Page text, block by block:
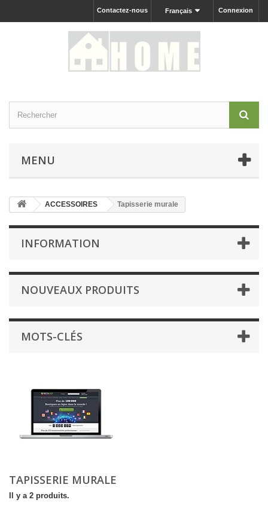
Connexion
Français
Contactez-nous
MENU
ACCESSOIRES Tapisserie murale
INFORMATION
NOUVEAUX PRODUITS
MOTS-CLÉS
TAPISSERIE MURALE
Il y a 2 produits.